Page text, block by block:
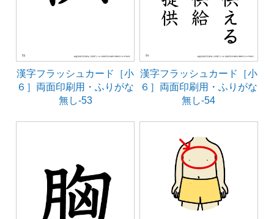
漢字フラッシュカード［小
６］両面印刷用・ふりがな
無し-53
漢字フラッシュカード［小
６］両面印刷用・ふりがな
無し-54